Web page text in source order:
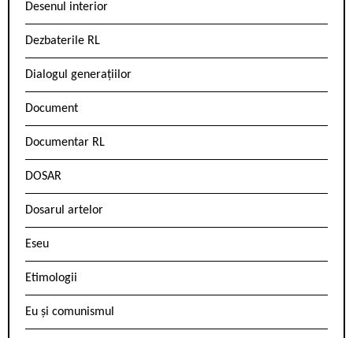
Desenul interior
Dezbaterile RL
Dialogul generațiilor
Document
Documentar RL
DOSAR
Dosarul artelor
Eseu
Etimologii
Eu și comunismul